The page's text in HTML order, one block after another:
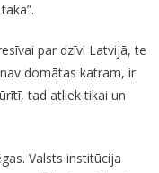
par dzīvi Latvijā, te
domātas katram, ir
tad atliek tikai un
Valsts institūcija